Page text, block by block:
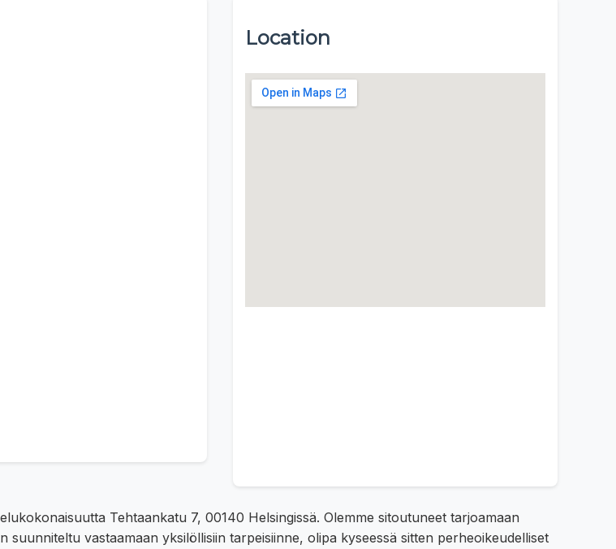
Location
Tehtaankatu 7, 00140 Helsingissä. Olemme sitoutuneet tarjoamaan
suunniteltu vastaamaan yksilöllisiin tarpeisiinne, olipa kyseessä sitten perheoikeudelliset